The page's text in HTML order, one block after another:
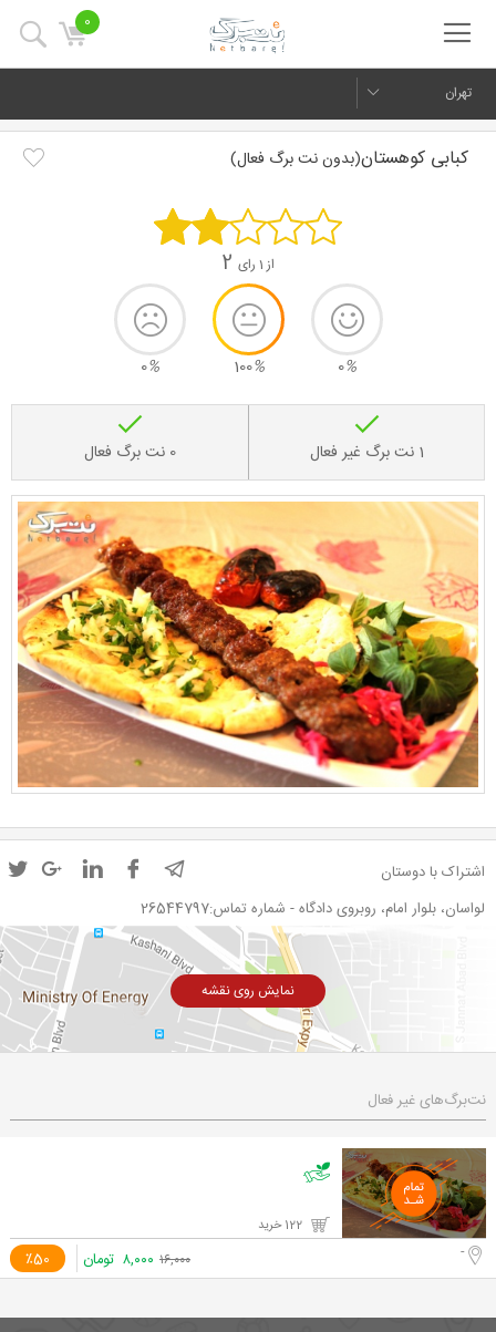
0
تهران
کبابی کوهستان(بدون نت برگ فعال)
از 1 رای 2
0%
100%
0%
1 نت برگ غیر فعال 0 نت برگ فعال
اشتراک با دوستان
لواسان، بلوار امام، روبروی دادگاه - شماره تماس:26544797
نمایش روی نقشه
نت‌برگ‌های غیر فعال
٪50 - ۱۶,۰۰۰ ۸,۰۰۰ تومان